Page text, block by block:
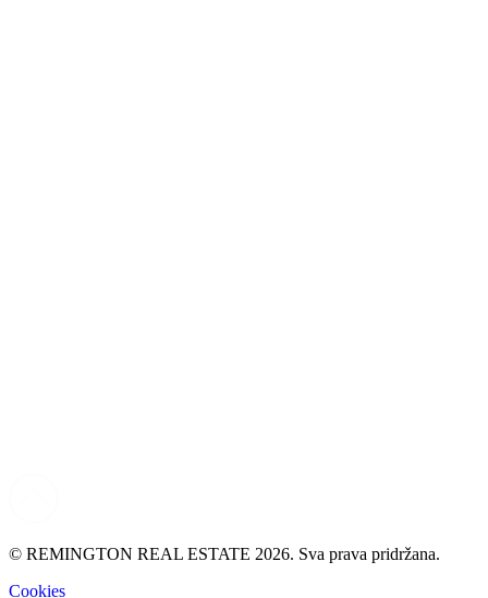
© REMINGTON REAL ESTATE 2026. Sva prava pridržana.
Cookies